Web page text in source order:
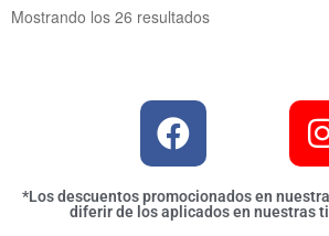
Mostrando los 26 resultados
*Los descuentos promocionados en
diferir de los aplicados en nuestras